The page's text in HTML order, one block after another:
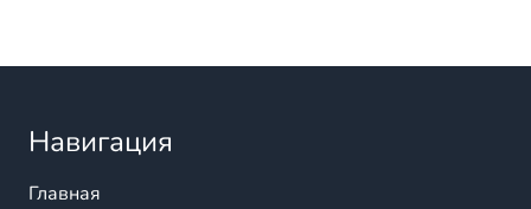
Навигация
Главная